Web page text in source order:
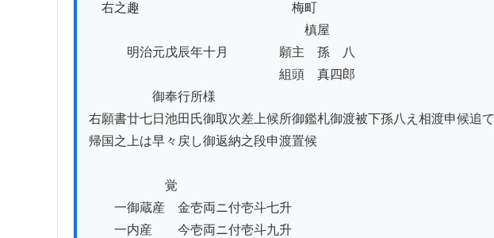
右之趣　　　　　　　　　　　　梅町
槙屋
明治元戊辰年十月　　　　願主　孫　八
組頭　真四郎
御奉行所様
右願書廿七日池田氏御取次差上候所御鑑札御渡被下孫八え相渡申候追て
帰国之上は早々戻し御返納之段申渡置候
覚
一御蔵産　金壱両ニ付壱斗七升
一内産　　今壱両ニ付壱斗九升